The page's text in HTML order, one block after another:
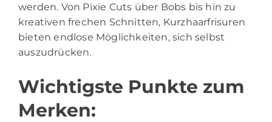
werden. Von Pixie Cuts über Bobs bis hin zu
kreativen frechen Schnitten, Kurzhaarfrisuren
bieten endlose Möglichkeiten, sich selbst
auszudrücken.
Wichtigste Punkte zum
Merken: